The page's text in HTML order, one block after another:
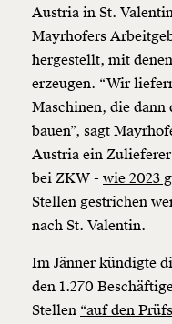
Austria in St.
Mayrhofers
hergestellt, mit
erzeugen. “Wir
Maschinen, die
bauen”, sagt
Austria ein
bei ZKW - wie 2023
Stellen gestrichen
nach St. Valentin.
Im Jänner kündigte
den 1.270
Stellen “auf den